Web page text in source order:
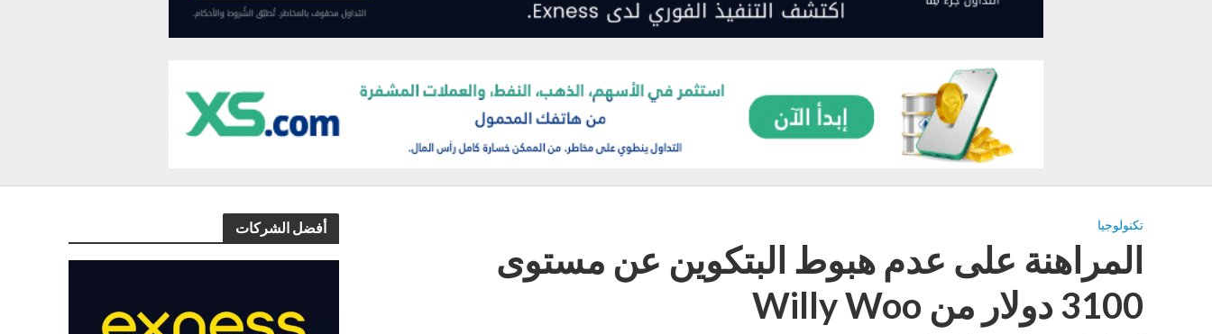
أفضل الشركات تكنولوجيا
المراهنة على عدم هبوط البتكوين عن مستوى
3100 دولار من Willy Woo